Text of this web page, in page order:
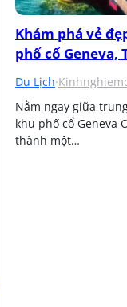
Khám phá vẻ
phố cổ Geneva,
Du Lịch·
Nằm ngay giữa
khu phố cổ Geneva
thành một…